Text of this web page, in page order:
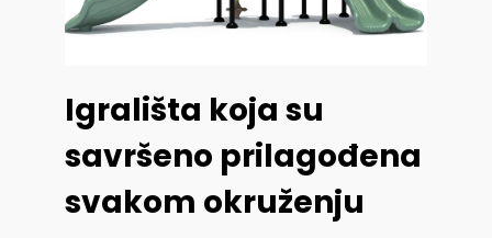
Igrališta koja su
savršeno prilagođena
svakom okruženju